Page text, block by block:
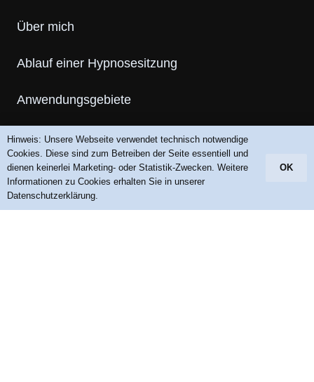
Über mich
Ablauf einer Hypnosesitzung
Anwendungsgebiete
FAQ
Medien & Links
Blog
Hinweis: Unsere Webseite verwendet technisch notwendige
Cookies. Diese sind zum Betreiben der Seite essentiell und
dienen keinerlei Marketing- oder Statistik-Zwecken. Weitere
Informationen zu Cookies erhalten Sie in unserer
Datenschutzerklärung.
OK